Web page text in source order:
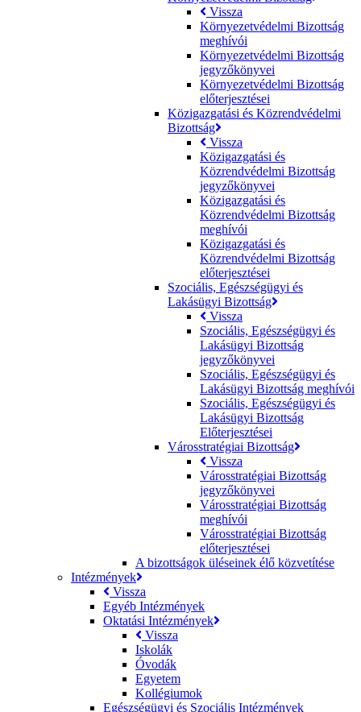
Vissza
Környezetvédelmi Bizottság
meghívói
Környezetvédelmi Bizottság
jegyzőkönyvei
Környezetvédelmi Bizottság
előterjesztései
Közigazgatási és Közrendvédelmi
Bizottság
Vissza
Közigazgatási és
Közrendvédelmi Bizottság
jegyzőkönyvei
Közigazgatási és
Közrendvédelmi Bizottság
meghívói
Közigazgatási és
Közrendvédelmi Bizottság
előterjesztései
Szociális, Egészségügyi és
Lakásügyi Bizottság
Vissza
Szociális, Egészségügyi és
Lakásügyi Bizottság
jegyzőkönyvei
Szociális, Egészségügyi és
Lakásügyi Bizottság meghívói
Szociális, Egészségügyi és
Lakásügyi Bizottság
Előterjesztései
Városstratégiai Bizottság
Vissza
Városstratégiai Bizottság
jegyzőkönyvei
Városstratégiai Bizottság
meghívói
Városstratégiai Bizottság
előterjesztései
A bizottságok üléseinek élő közvetítése
Intézmények
Vissza
Egyéb Intézmények
Oktatási Intézmények
Vissza
Iskolák
Óvodák
Egyetem
Kollégiumok
Egészségügyi és Szociális Intézmények